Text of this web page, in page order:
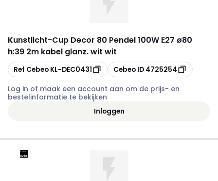
Kunstlicht-Cup Decor 80 Pendel 100W E27 ø80
h:39 2m kabel glanz. wit wit
Kopiëren
Ref Cebeo KL-DEC0431 Kopiëren
Cebeo ID 4725254
Log in of maak een account aan om de prijs- en
bestelinformatie te bekijken
Inloggen